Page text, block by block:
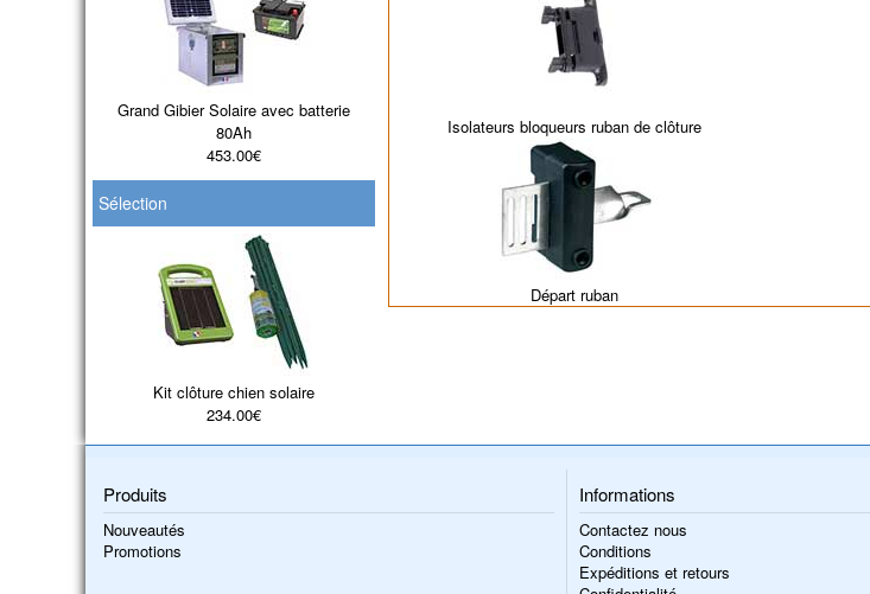
Isolateurs bloqueurs ruban de clôture
Départ ruban
Grand Gibier Solaire avec batterie
80Ah
453.00€
Sélection
Kit clôture chien solaire
234.00€
Produits
Nouveautés
Promotions
Informations
Contactez nous
Conditions
Expéditions et retours